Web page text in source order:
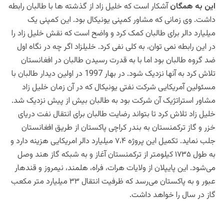
این به همگان آشکار است که خلیل زاد از گذشته ها با طالبان رابطه
داشت. وی زمانی که مشاور کمپنی یونیکال بود. این کمپنی یک
میلیارد دالر برای طالبان کمک کرد و واضح است که نقش خلیل زاد را
در این رابطه نمی توان، به کلی نفی کرد. خلیلزاد اگر چه در نگاه اول
ضد گروه طالبان بود اما با به قدرت رسیدن طالبان در افغانستان
تلاش کرد به آنها نزدیک شود. در بهار 1997 در اولین دیدار طالبان با
مسئولین آمریکایی شرکت نفتی یونیکال که در آن زمان خلیل زاد
مشاور استراتژیک آن شرکت بود به طالبان بیش از پیش نزدیک شد.
خلیل زاد تلاش کرد تا بتواند رضایت طالبان برای انتقال نفت دریای
خزر و گاز ترکمنستان به بندر کراچی پاکستان از طریق افغانستان
جلب نماید. تکمیل این پروژه ۷،۴ میلیارد دالر امریکایی هزینه دارد و
به طول ۱۷۳۵ کیلومتر از ترکمنستان آغاز و به شبکه گاز هند وصل
می‌شود. این پایپلان از ولایات هرات، فراه، هلمند، نیمروز و قندهار
عبور و به پاکستان می‌رسد که ظرفیت انتقال ۳۳ میلیارد متر مکعب
گاز در سال را خواهد داشت.